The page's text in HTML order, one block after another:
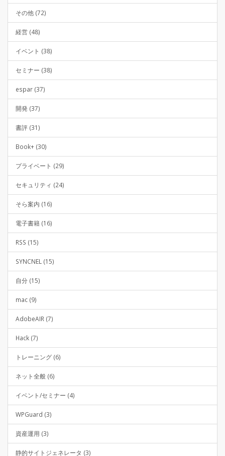
その他 (72)
経営 (48)
イベント (38)
セミナー (38)
espar (37)
開発 (37)
書評 (31)
Book+ (30)
プライベート (29)
セキュリティ (24)
そら案内 (16)
電子書籍 (16)
RSS (15)
SYNCNEL (15)
自分 (15)
mac (9)
AdobeAIR (7)
Hack (7)
トレーニング (6)
ネット全般 (6)
イベント/セミナー (4)
WPGuard (3)
資産運用 (3)
静的サイトジェネレータ (3)